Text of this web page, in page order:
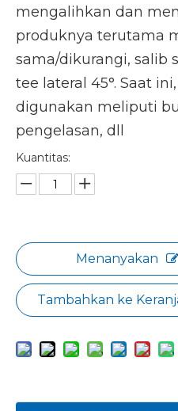
mengalihkan dan
produknya terutama
sama/dikurangi, salib
tee lateral 45°. Saat
digunakan meliputi
pengelasan, dll
Kuantitas:
Menanyakan
Tambahkan ke